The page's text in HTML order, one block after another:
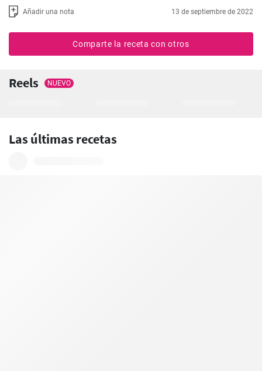
Añadir una nota 13 de septiembre de 2022
Comparte la receta con otros
Reels NUEVO
Las últimas recetas